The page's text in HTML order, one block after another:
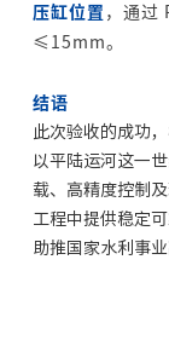
压缸位置 ，通过
≤15mm。
结语
此次验收的成功
以平陆运河这一
载、高精度控制
工程中提供稳定
助推国家水利事业